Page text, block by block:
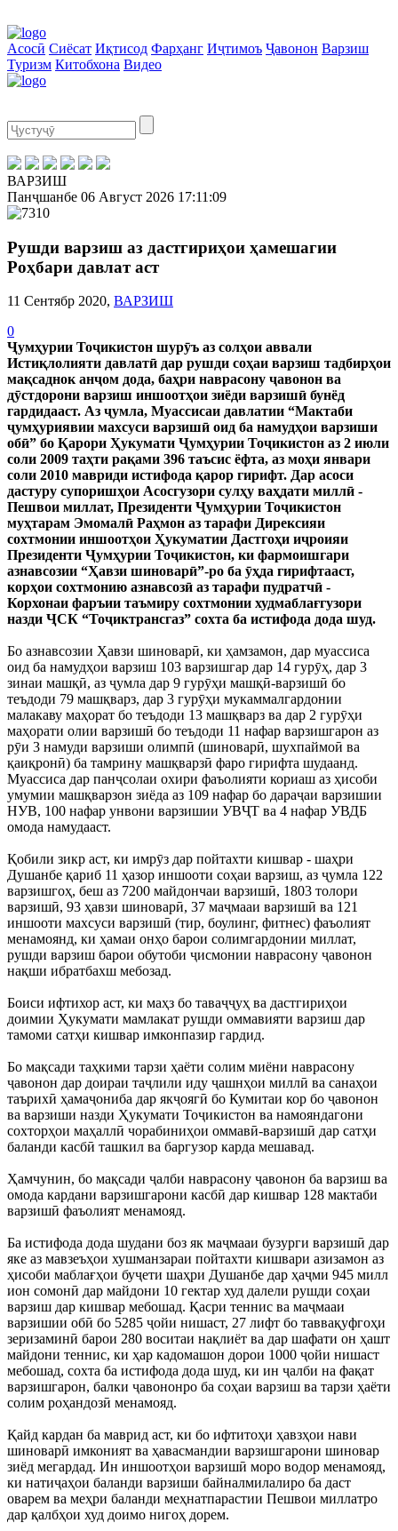
Асосӣ Сиёсат Иқтисод Фарҳанг Иҷтимоъ Ҷавонон Варзиш
Туризм Китобхона Видео
ВАРЗИШ
Панҷшанбе 06 Август 2026 17:11:09
Рушди варзиш аз дастгириҳои ҳамешагии
Роҳбари давлат аст
11 Сентябр 2020, ВАРЗИШ
0
Ҷумҳурии Тоҷикистон шурӯъ аз солҳои аввали
Истиқлолияти давлатӣ дар рушди соҳаи варзиш тадбирҳои
мақсаднок анҷом дода, баҳри наврасону ҷавонон ва
дӯстдорони варзиш иншоотҳои зиёди варзишӣ бунёд
гардидааст. Аз ҷумла, Муассисаи давлатии “Мактаби
ҷумҳуриявии махсуси варзишӣ оид ба намудҳои варзиши
обӣ” бо Қарори Ҳукумати Ҷумҳурии Тоҷикистон аз 2 июли
соли 2009 таҳти рақами 396 таъсис ёфта, аз моҳи январи
соли 2010 мавриди истифода қарор гирифт. Дар асоси
дастуру супоришҳои Асосгузори сулҳу ваҳдати миллӣ -
Пешвои миллат, Президенти Ҷумҳурии Тоҷикистон
муҳтарам Эмомалӣ Раҳмон аз тарафи Дирексияи
сохтмонии иншоотҳои Ҳукуматии Дастгоҳи иҷроияи
Президенти Ҷумҳурии Тоҷикистон, ки фармоишгари
азнавсозии “Ҳавзи шиноварӣ”-ро ба ӯҳда гирифтааст,
корҳои сохтмонию азнавсозӣ аз тарафи пудратчӣ -
Корхонаи фаръии таъмиру сохтмонии худмаблағгузори
назди ҶСК “Тоҷиктрансгаз” сохта ба истифода дода шуд.
Бо азнавсозии Ҳавзи шиноварӣ, ки ҳамзамон, дар муассиса
оид ба намудҳои варзиш 103 варзишгар дар 14 гурӯҳ, дар 3
зинаи машқӣ, аз ҷумла дар 9 гурӯҳи машқӣ-варзишӣ бо
теъдоди 79 машқварз, дар 3 гурӯҳи мукаммалгардонии
малакаву маҳорат бо теъдоди 13 машқварз ва дар 2 гурӯҳи
маҳорати олии варзишӣ бо теъдоди 11 нафар варзишгарон аз
рӯи 3 намуди варзиши олимпӣ (шиноварӣ, шухпаймоӣ ва
қаиқронӣ) ба тамрину машқварзӣ фаро гирифта шудаанд.
Муассиса дар панҷсолаи охири фаъолияти кориаш аз ҳисоби
умумии машқварзон зиёда аз 109 нафар бо дараҷаи варзишии
НУВ, 100 нафар унвони варзишии УВҶТ ва 4 нафар УВДБ
омода намудааст.
Қобили зикр аст, ки имрӯз дар пойтахти кишвар - шаҳри
Душанбе қариб 11 ҳазор иншооти соҳаи варзиш, аз ҷумла 122
варзишгоҳ, беш аз 7200 майдончаи варзишӣ, 1803 толори
варзишӣ, 93 ҳавзи шиноварӣ, 37 маҷмааи варзишӣ ва 121
иншооти махсуси варзишӣ (тир, боулинг, фитнес) фаъолият
менамоянд, ки ҳамаи онҳо барои солимгардонии миллат,
рушди варзиш барои обутоби ҷисмонии наврасону ҷавонон
нақши ибратбахш мебозад.
Боиси ифтихор аст, ки маҳз бо таваҷҷуҳ ва дастгириҳои
доимии Ҳукумати мамлакат рушди оммавияти варзиш дар
тамоми сатҳи кишвар имконпазир гардид.
Бо мақсади таҳкими тарзи ҳаёти солим миёни наврасону
ҷавонон дар доираи таҷлили иду ҷашнҳои миллӣ ва санаҳои
таърихӣ ҳамаҷониба дар якҷоягӣ бо Кумитаи кор бо ҷавонон
ва варзиши назди Ҳукумати Тоҷикистон ва намояндагони
сохторҳои маҳаллӣ чорабиниҳои оммавӣ-варзишӣ дар сатҳи
баланди касбӣ ташкил ва баргузор карда мешавад.
Ҳамчунин, бо мақсади ҷалби наврасону ҷавонон ба варзиш ва
омода кардани варзишгарони касбӣ дар кишвар 128 мактаби
варзишӣ фаъолият менамояд.
Ба истифода дода шудани боз як маҷмааи бузурги варзишӣ дар
яке аз мавзеъҳои хушманзараи пойтахти кишвари азизамон аз
ҳисоби маблағҳои буҷети шаҳри Душанбе дар ҳаҷми 945 милл
ион сомонӣ дар майдони 10 гектар худ далели рушди соҳаи
варзиш дар кишвар мебошад. Қасри теннис ва маҷмааи
варзишии обӣ бо 5285 ҷойи нишаст, 27 лифт бо таввақуфгоҳи
зеризаминӣ барои 280 воситаи нақлиёт ва дар шафати он ҳашт
майдони теннис, ки ҳар кадомашон дорои 1000 ҷойи нишаст
мебошад, сохта ба истифода дода шуд, ки ин ҷалби на фақат
варзишгарон, балки ҷавононро ба соҳаи варзиш ва тарзи ҳаёти
солим роҳандозӣ менамояд.
Қайд кардан ба маврид аст, ки бо ифтитоҳи ҳавзҳои нави
шиноварӣ имконият ва ҳавасмандии варзишгарони шиновар
зиёд мегардад. Ин иншоотҳои варзишӣ моро водор менамояд,
ки натиҷаҳои баланди варзиши байналмилалиро ба даст
оварем ва меҳри баланди меҳнатпарастии Пешвои миллатро
дар қалбҳои худ доимо нигоҳ дорем.